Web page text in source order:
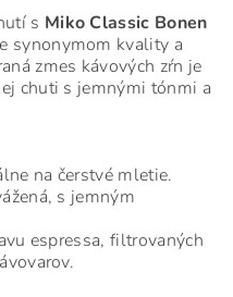
s Miko Classic Bonen
synonymom kvality a
zmes kávových zŕn je
chuti s jemnými tónmi a
na čerstvé mletie.
s jemným
espressa, filtrovaných